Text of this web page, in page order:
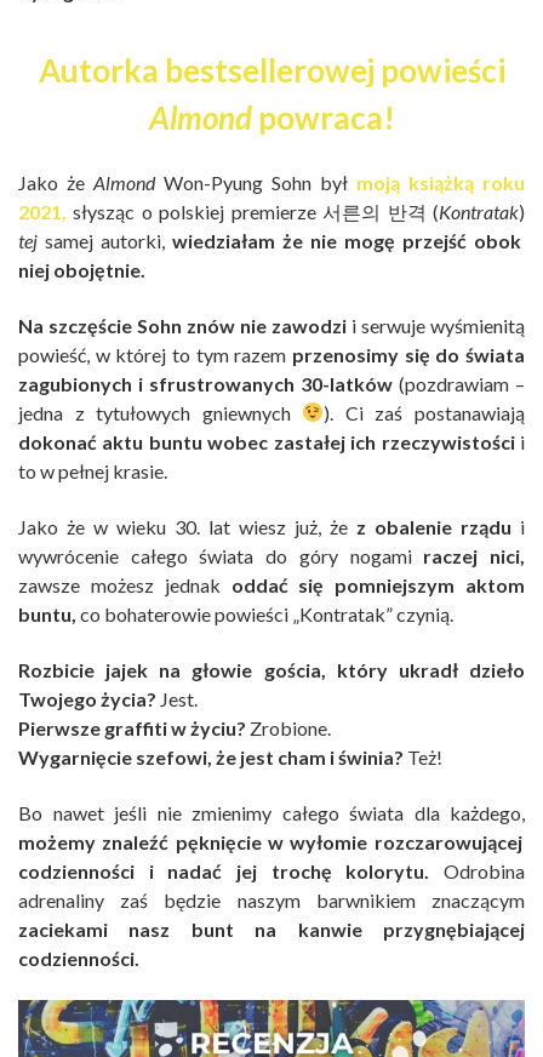
Autorka bestsellerowej powieści
Almond powraca!
Jako że AlmondWon-Pyung Sohn był moją książką roku
2021,
słysząc o polskiej premierze 서른의 반격 (Kontratak)
tej samej autorki, wiedziałam że nie mogę przejść obok
niej obojętnie.
Na szczęście Sohn znów nie zawodzi i serwuje wyśmienitą
powieść, w której to tym razem przenosimy się do świata
zagubionych i sfrustrowanych 30-latków (pozdrawiam –
jedna z tytułowych gniewnych
). Ci zaś postanawiają
dokonać aktu buntu wobec zastałej ich rzeczywistościi
to w pełnej krasie.
Jako że w wieku 30. lat wiesz już, że z obalenie rządu i
wywrócenie całego świata do góry nogamiraczej nici,
zawsze możesz jednak oddać się pomniejszym aktom
buntu, co bohaterowie powieści „Kontratak” czynią.
Rozbicie jajek na głowie gościa, który ukradł dzieło
Twojego życia? Jest.
Pierwsze graffiti w życiu? Zrobione.
Wygarnięcie szefowi, że jest cham i świnia? Też!
Bo nawet jeśli nie zmienimy całego świata dla każdego,
możemy znaleźć pęknięcie w wyłomie rozczarowującej
codzienności i nadać jej trochę kolorytu.
Odrobina
adrenaliny zaś będzie naszym barwnikiem znaczącym
zaciekami nasz bunt na kanwie przygnębiającej
codzienności.